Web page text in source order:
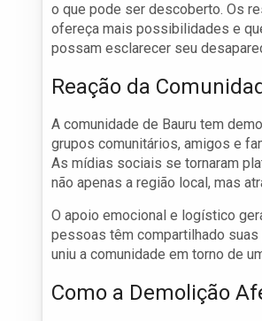
o que pode ser descoberto. Os
ofereça mais possibilidades e
possam esclarecer seu
Reação da
A comunidade de Bauru tem
grupos comunitários, amigos e
As mídias sociais se tornaram
não apenas a região local, mas
O apoio emocional e logístico
pessoas têm compartilhado
uniu a comunidade em torno de
Como a Demolição